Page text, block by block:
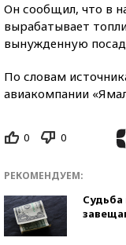
Он сообщил, что в
вырабатывает
вынужденную
По словам
авиакомпании
0 0
РЕКОМЕНДУЕМ:
Судьба